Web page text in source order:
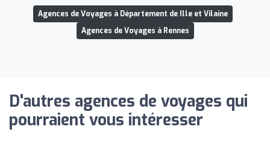
Agences de Voyages à Département de Ille et Vilaine
Agences de Voyages à Rennes
D'autres agences de voyages qui
pourraient vous intéresser